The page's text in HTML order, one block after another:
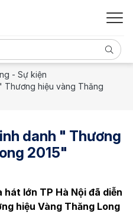
- Sự kiện
Thương hiệu vàng Thăng
danh " Thương
2015"
hát lớn TP Hà Nội đã diễn
hiệu Vàng Thăng Long